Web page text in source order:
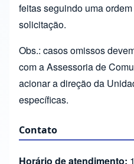
feitas seguindo uma
solicitação.
Obs.: casos omissos
com a Assessoria de
acionar a direção da
específicas.
Contato
Horário de atendimento: